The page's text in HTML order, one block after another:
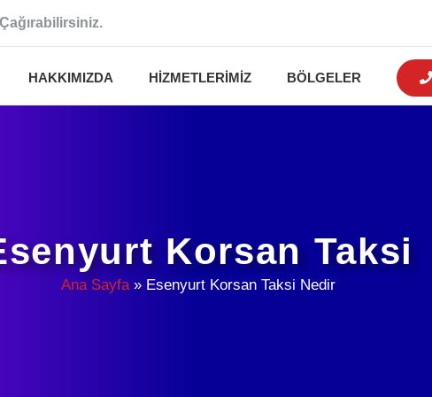
HAKKIMIZDA HIZMETLERIMIZ BÖLGELER
Korsan Taksi
Ana Sayfa» Esenyurt Korsan Taksi Nedir